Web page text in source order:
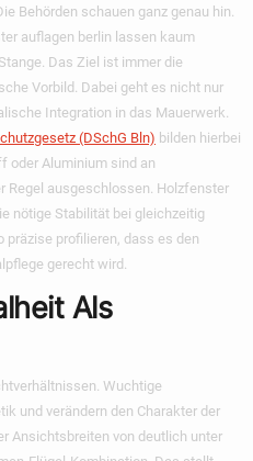
Behörden schauen ganz genau hin.
auflagen berlin lassen kaum
Das Ziel ist immer die
Vorbild. Dabei geht es nicht nur
Integration in das Mauerwerk.
(DSchG Bln) bilden hierbei
oder Aluminium sind an
Regel ausgeschlossen. Holzfenster
nötige Stabilität bei gleichzeitig
profilieren, dass es den
gerecht wird.
Als
Wuchtige
und verändern den Charakter der
Ansichtsbreiten von deutlich unter